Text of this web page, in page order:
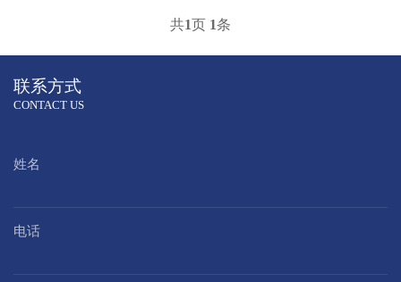
共1页 1条
联系方式
CONTACT US
姓名
电话